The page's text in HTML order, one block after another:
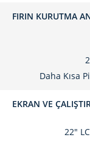
FIRIN KURUTMA
Daha Kısa
EKRAN VE
22"